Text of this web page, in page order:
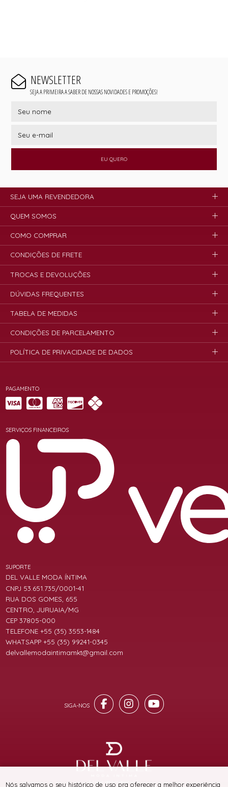
NEWSLETTER
SEJA A PRIMEIRA A SABER DE NOSSAS NOVIDADES E PROMOÇÕES!
EU QUERO
PAGAMENTO
SERVIÇOS FINANCEIROS
SUPORTE
DEL VALLE MODA ÍNTIMA
CNPJ 53.651.735/0001-41
RUA DOS GOMES, 655
CENTRO, JURUAIA/MG
CEP 37805-000
TELEFONE +55 (35) 3553-1484
WHATSAPP +55 (35) 99241-0345
delvallemodaintimamkt@gmail.com
SEJA UMA REVENDEDORA
QUEM SOMOS
COMO COMPRAR
CONDIÇÕES DE FRETE
TROCAS E DEVOLUÇÕES
DÚVIDAS FREQUENTES
TABELA DE MEDIDAS
CONDIÇÕES DE PARCELAMENTO
POLÍTICA DE PRIVACIDADE DE DADOS
® TODOS DIREITOS RESERVADOS
Nós salvamos o seu histórico de uso pra oferecer a melhor experiência